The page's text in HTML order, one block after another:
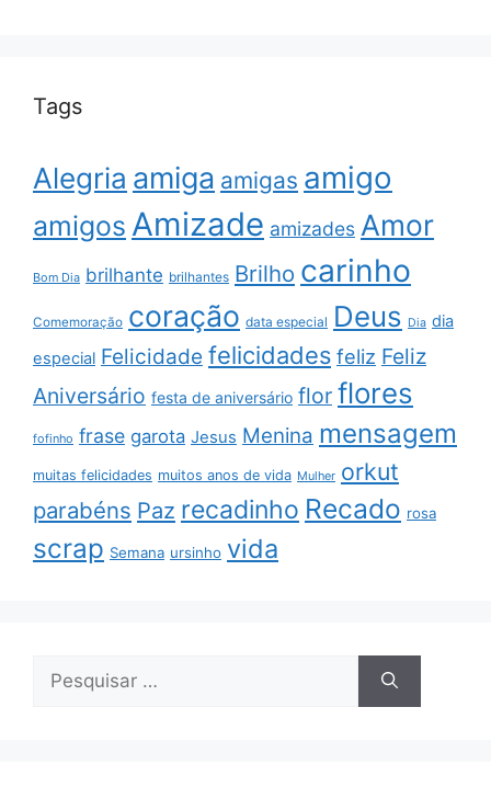
Tags
Alegria amiga amigas amigo
amigos Amizade amizades Amor
Bom Dia brilhante brilhantes Brilho carinho
Comemoração coração data especial Deus Dia dia
especial Felicidade felicidades feliz Feliz
Aniversário festa de aniversário flor flores
fofinho frase garota Jesus Menina mensagem
muitas felicidades muitos anos de vida Mulher orkut
parabéns Paz recadinho Recado rosa
scrap Semana ursinho vida
por: